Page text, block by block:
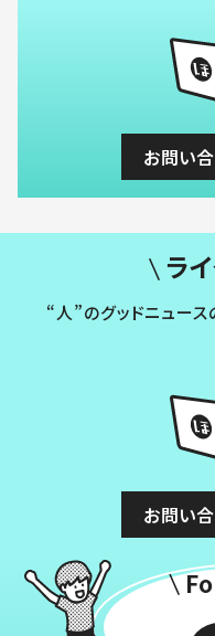
お問い
ラ
“人”のグッドニュース
お問い